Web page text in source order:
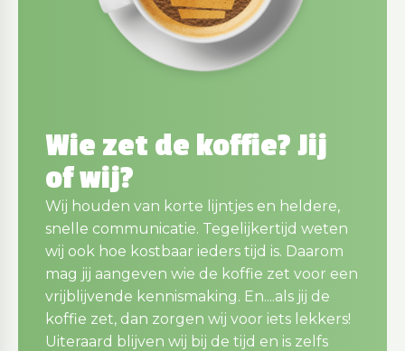
Wie zet de koffie? Jij
of wij?
Wij houden van korte lijntjes en heldere,
snelle communicatie. Tegelijkertijd weten
wij ook hoe kostbaar ieders tijd is. Daarom
mag jij aangeven wie de koffie zet voor een
vrijblijvende kennismaking. En....als jij de
koffie zet, dan zorgen wij voor iets lekkers!
Uiteraard blijven wij bij de tijd en is zelfs